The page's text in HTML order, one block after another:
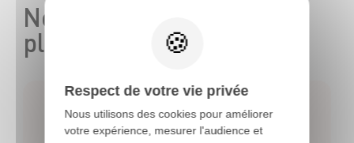
Nos correspondants sur
place
Respect de votre vie privée
Nous utilisons des cookies pour améliorer
votre expérience, mesurer l'audience et